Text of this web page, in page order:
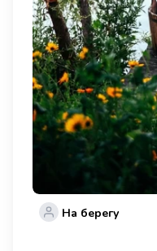
На берегу